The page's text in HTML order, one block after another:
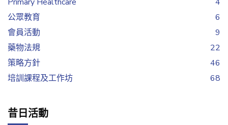
公眾教育
6
會員活動
9
藥物法規
22
策略方針
46
培訓課程及工作坊
68
昔日活動